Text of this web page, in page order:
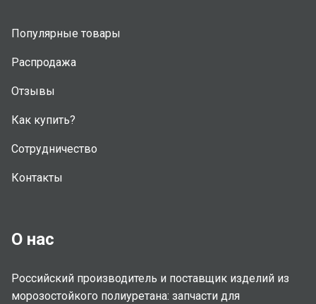
Популярные товары
Распродажа
Отзывы
Как купить?
Сотрудничество
Контакты
О нас
Российский производитель и поставщик изделий из
морозостойкого полиуретана: запчасти для